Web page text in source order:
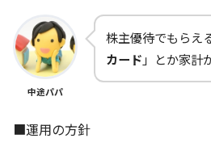
中途パパ
株主優待でもらえ
カード 」とか家計
■運用の方針